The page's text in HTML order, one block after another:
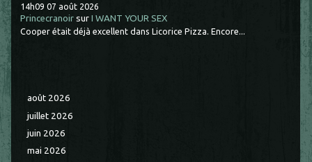
14h09 07 août 2026
Princecranoir surI WANT YOUR SEX
Cooper était déjà excellent dans Licorice Pizza. Encore...
août 2026
juillet 2026
juin 2026
mai 2026